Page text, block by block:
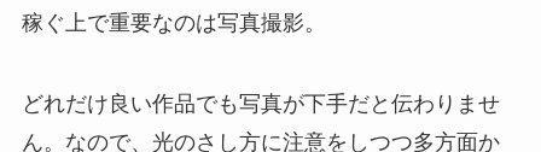
稼ぐ上で重要なのは写真撮影。
どれだけ良い作品でも写真が下手だと伝わりませ
ん。なので、光のさし方に注意をしつつ多方面か